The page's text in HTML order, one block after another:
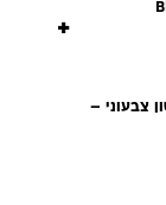
+
צבעוני –